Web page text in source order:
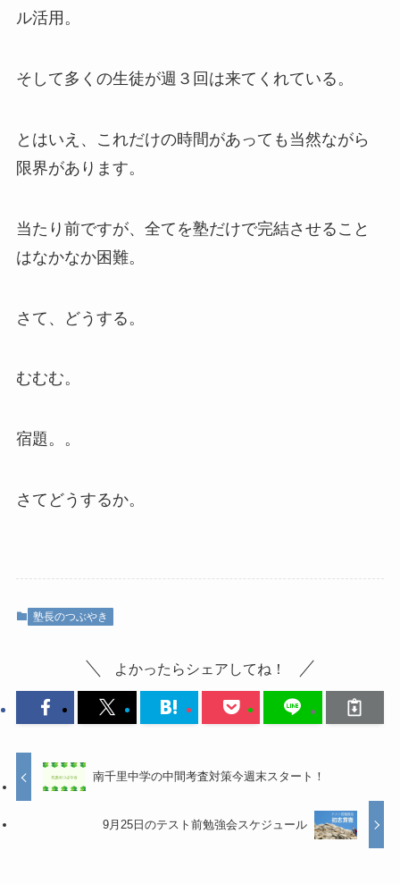
ル活用。
そして多くの生徒が週３回は来てくれている。
とはいえ、これだけの時間があっても当然ながら
限界があります。
当たり前ですが、全てを塾だけで完結させること
はなかなか困難。
さて、どうする。
むむむ。
宿題。。
さてどうするか。
塾長のつぶやき
よかったらシェアしてね！
南千里中学の中間考査対策今週末スタート！
9月25日のテスト前勉強会スケジュール